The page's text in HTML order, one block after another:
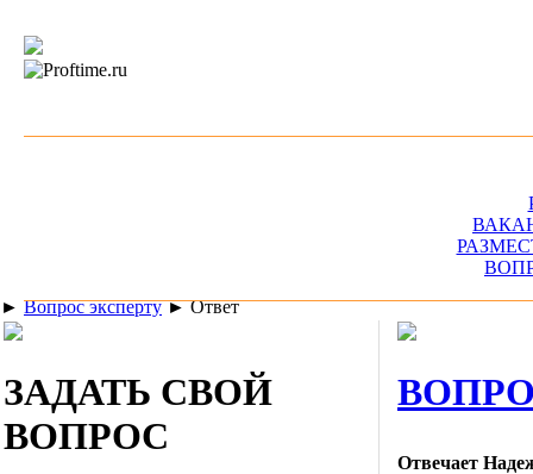
► Вопрос эксперту►Ответ
ЗАДАТЬ СВОЙ
ВОПРОС
Отвечает